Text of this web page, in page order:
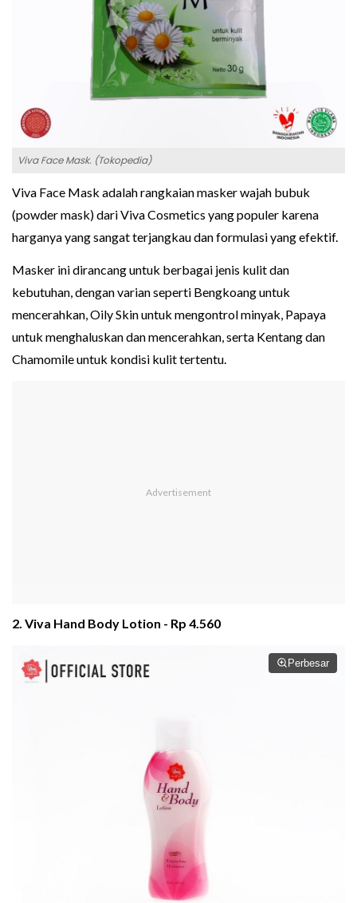
Viva Face Mask. (Tokopedia)
Viva Face Mask adalah rangkaian masker wajah bubuk
(powder mask) dari Viva Cosmetics yang populer karena
harganya yang sangat terjangkau dan formulasi yang efektif.
Masker ini dirancang untuk berbagai jenis kulit dan
kebutuhan, dengan varian seperti Bengkoang untuk
mencerahkan, Oily Skin untuk mengontrol minyak, Papaya
untuk menghaluskan dan mencerahkan, serta Kentang dan
Chamomile untuk kondisi kulit tertentu.
2. Viva Hand Body Lotion - Rp 4.560
Perbesar